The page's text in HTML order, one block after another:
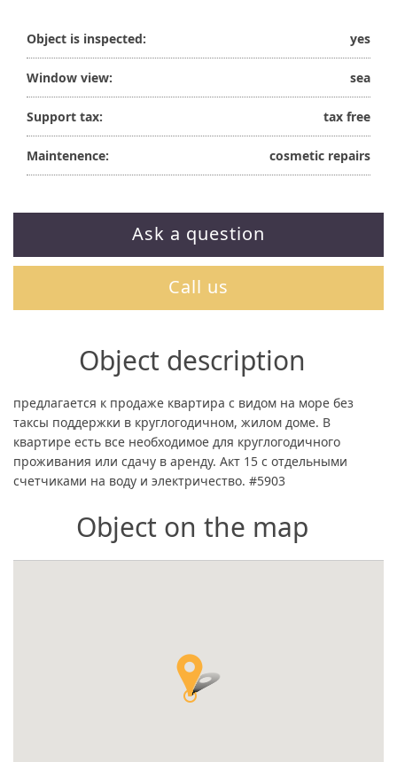
Object is inspected: yes
Window view: sea
Support tax: tax free
Maintenence: cosmetic repairs
Ask a question
Call us
Object description
предлагается к продаже квартира с видом на море без
таксы поддержки в круглогодичном, жилом доме. В
квартире есть все необходимое для круглогодичного
проживания или сдачу в аренду. Акт 15 с отдельными
счетчиками на воду и электричество. #5903
Object on the map